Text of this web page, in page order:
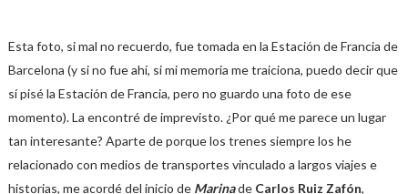
Esta foto, si mal no recuerdo, fue tomada en la Estación de Francia de
Barcelona (y si no fue ahí, si mi memoria me traiciona, puedo decir que
sí pisé la Estación de Francia, pero no guardo una foto de ese
momento). La encontré de imprevisto. ¿Por qué me parece un lugar
tan interesante? Aparte de porque los trenes siempre los he
relacionado con medios de transportes vinculado a largos viajes e
historias, me acordé del inicio de Marinade Carlos Ruiz Zafón,